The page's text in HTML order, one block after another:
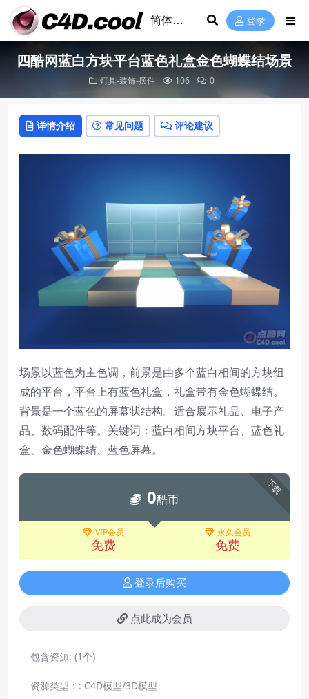
登录
四酷网蓝白方块平台蓝色礼盒金色蝴蝶结场景
灯具-装饰-摆件 106 0
详情介绍 常见问题 评论建议
场景以蓝色为主色调，前景是由多个蓝白相间的方块组
成的平台，平台上有蓝色礼盒，礼盒带有金色蝴蝶结。
背景是一个蓝色的屏幕状结构。适合展示礼品、电子产
品、数码配件等。关键词：蓝白相间方块平台、蓝色礼
盒、金色蝴蝶结、蓝色屏幕。
下载
0酷币
VIP会员
免费
永久会员
免费
登录后购买
点此成为会员
包含资源: (1个)
资源类型：: C4D模型/3D模型